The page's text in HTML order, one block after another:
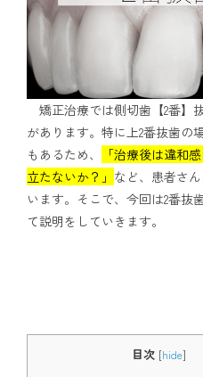
アクセス
通院中の方はこちら
初診相談予約
矯正歯科治療について役立つ情
矯正治療では側切歯【2番】
があります。特に上2番抜歯の
もあるため、
「治療後は違和
立たないか？」 など、患者さ
います。そこで、今回は2番抜
て説明をしていきます。
目次 [hide]